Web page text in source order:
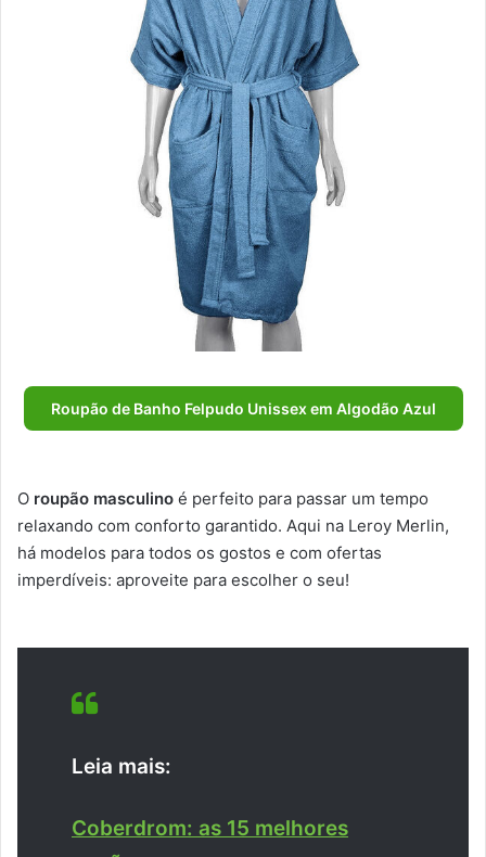
Roupão de Banho Felpudo Unissex em Algodão Azul
O roupão masculino é perfeito para passar um tempo
relaxando com conforto garantido. Aqui na Leroy Merlin,
há modelos para todos os gostos e com ofertas
imperdíveis: aproveite para escolher o seu!
Leia mais:
Coberdrom: as 15 melhores